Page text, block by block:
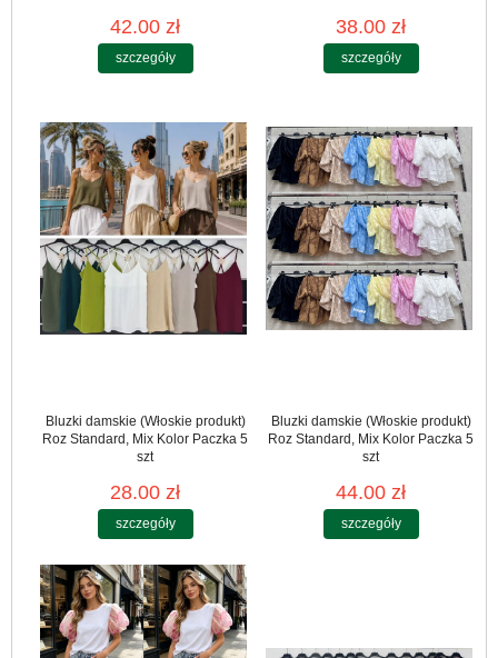
42.00 zł
szczegóły
38.00 zł
szczegóły
Bluzki damskie (Włoskie produkt)
Roz Standard, Mix Kolor Paczka 5
szt
28.00 zł
szczegóły
Bluzki damskie (Włoskie produkt)
Roz Standard, Mix Kolor Paczka 5
szt
44.00 zł
szczegóły